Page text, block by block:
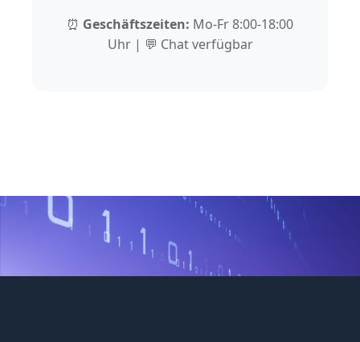
⏰ Geschäftszeiten: Mo-Fr 8:00-18:00
Uhr | 💬 Chat verfügbar